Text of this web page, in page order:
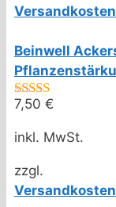
Versandkosten
Beinwell
5.00von 5
7,50 €
inkl. MwSt.
zzgl.
Versandkosten